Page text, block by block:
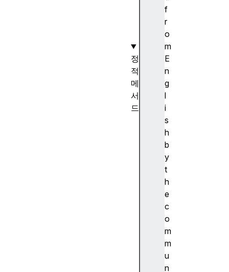
f
r
o
m
E
n
g
l
i
s
h
b
y
t
h
e
c
o
m
m
u
n
정
적
메
서
드